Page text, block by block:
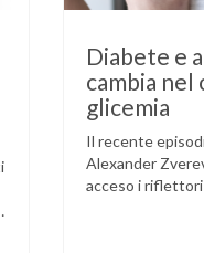
Diabete e
cambia
glicemia
Il recente
Alexander
acceso i